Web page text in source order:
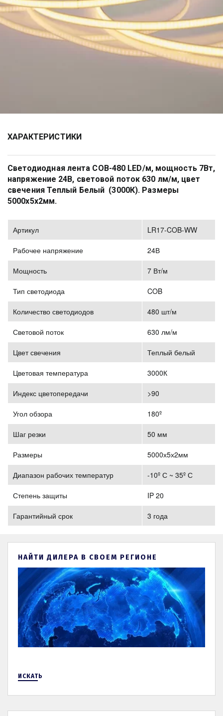
ХАРАКТЕРИСТИКИ
Cветодиодная лента COB-480 LED/м, мощность 7Вт,
напряжение 24В, световой поток 630 лм/м, цвет
свечения Теплый Белый  (3000К). Размеры
5000х5х2мм.
Артикул LR17-COB-WW
Рабочее напряжение 24В
Мощность 7 Вт/м
Тип светодиода COB
Количество светодиодов 480 шт/м
Световой поток 630 лм/м
Цвет свечения Теплый белый
Цветовая температура 3000К
Индекс цветопередачи >90
Угол обзора 180º
Шаг резки 50 мм
Размеры 5000х5х2мм
Диапазон рабочих температур -10º С ~ 35º С
Степень защиты IP 20
Гарантийный срок 3 года
НАЙТИ ДИЛЕРА В СВОЕМ РЕГИОНЕ
ИСКАТЬ